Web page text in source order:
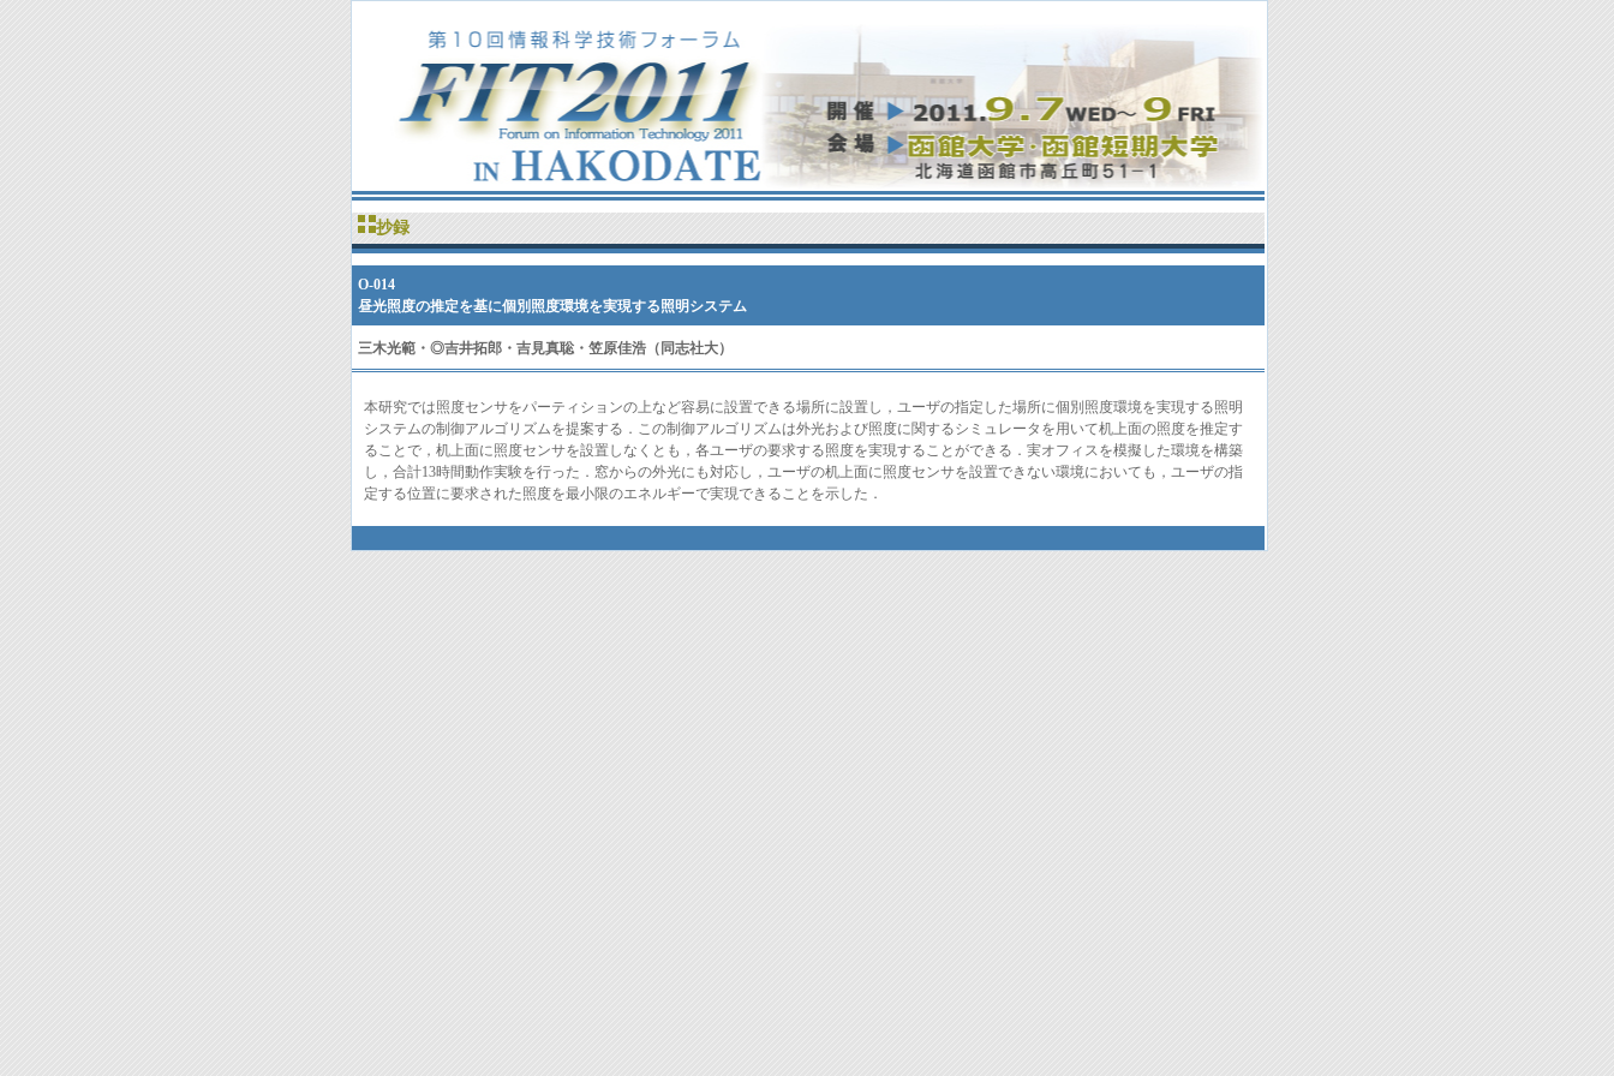
抄録
O-014
昼光照度の推定を基に個別照度環境を実現する照明システム
三木光範・ ◎吉井拓郎・吉見真聡・笠原佳浩（同志社大）
本研究では照度センサをパーティションの上など容易に設置できる場所に設置し，ユーザの指定した場所に個別照度環境を実現する照明
システムの制御アルゴリズムを提案する．この制御アルゴリズムは外光および照度に関するシミュレータを用いて机上面の照度を推定す
ることで，机上面に照度センサを設置しなくとも，各ユーザの要求する照度を実現することができる．実オフィスを模擬した環境を構築
し，合計13時間動作実験を行った．窓からの外光にも対応し，ユーザの机上面に照度センサを設置できない環境においても，ユーザの指
定する位置に要求された照度を最小限のエネルギーで実現できることを示した．